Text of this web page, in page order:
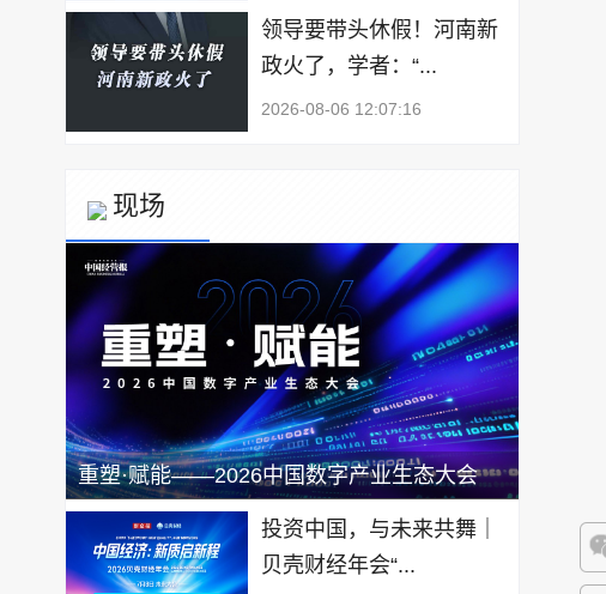
微
领导要带头休假！河南新
政火了，学者：“...
2026-08-06 12:07:16
现场
重塑·赋能——2026中国数字产业生态大会
投资中国，与未来共舞｜
贝壳财经年会“...